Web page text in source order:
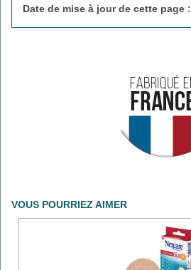
Date de mise à jour de cette page :
VOUS POURRIEZ AIMER